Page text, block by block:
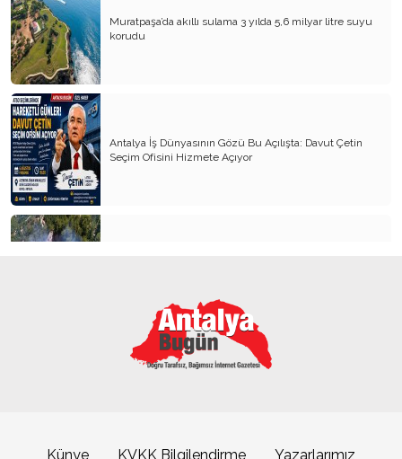
Muratpaşa’da akıllı sulama 3 yılda 5,6 milyar litre suyu
korudu
Antalya İş Dünyasının Gözü Bu Açılışta: Davut Çetin
Seçim Ofisini Hizmete Açıyor
Künye KVKK Bilgilendirme Yazarlarımız